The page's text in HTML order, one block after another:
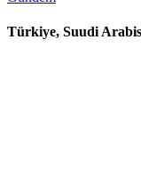
Türkiye, Suudi